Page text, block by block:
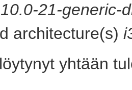
21-generic-
architecture(s)
yhtään